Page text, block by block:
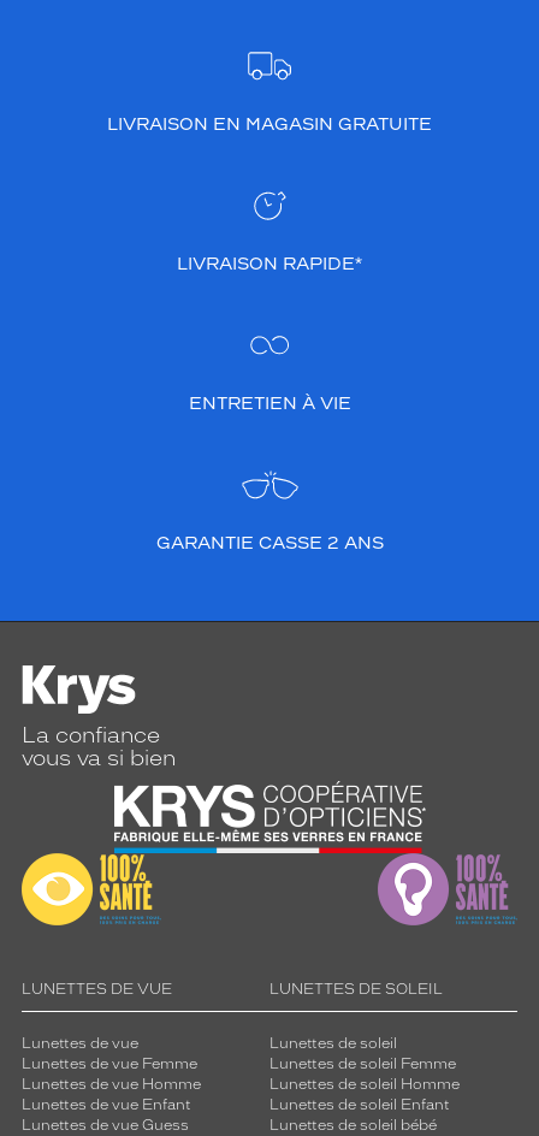
LIVRAISON EN MAGASIN GRATUITE
LIVRAISON RAPIDE*
ENTRETIEN À VIE
GARANTIE CASSE 2 ANS
La confiance
vous va si bien
LUNETTES DE VUE
Lunettes de vue
Lunettes de vue Femme
Lunettes de vue Homme
Lunettes de vue Enfant
Lunettes de vue Guess
LUNETTES DE SOLEIL
Lunettes de soleil
Lunettes de soleil Femme
Lunettes de soleil Homme
Lunettes de soleil Enfant
Lunettes de soleil bébé